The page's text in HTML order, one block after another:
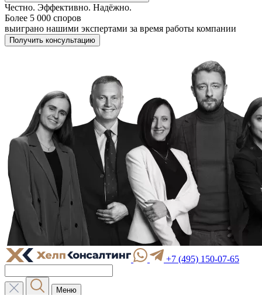
Честно. Эффективно. Надёжно.
Более 5 000 споров
выиграно нашими экспертами за время работы компании
Получить консультацию
+7 (495) 150-07-65
Меню